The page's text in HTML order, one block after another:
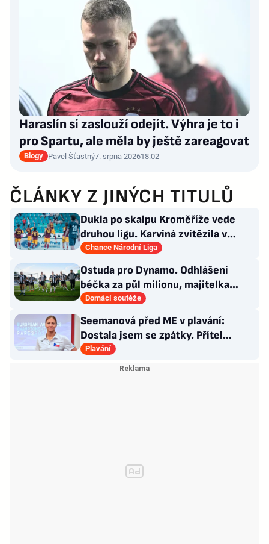
Haraslín si zaslouží odejít. Výhra je to i
pro Spartu, ale měla by ještě zareagovat
Blogy Pavel Šťastný7. srpna 202618:02
ČLÁNKY Z JINÝCH TITULŮ
Dukla po skalpu Kroměříže vede
druhou ligu. Karviná zvítězila v
Prostějově, remíza Ústí
Chance Národní Liga
Ostuda pro Dynamo. Odhlášení
béčka za půl milionu, majitelka
odmítla nabídku kraje
Domácí soutěže
Seemanová před ME v plavání:
Dostala jsem se zpátky. Přítel
Choupenitch? Motivuje mě
Plavání